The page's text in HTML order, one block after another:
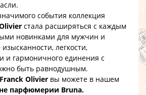
события коллекция
стала расширяться с каждым
новинками для мужчин и
легкости,
и гармоничного единения с
быть равнодушным.
Olivier вы можете в нашем
парфюмерии Bruna.